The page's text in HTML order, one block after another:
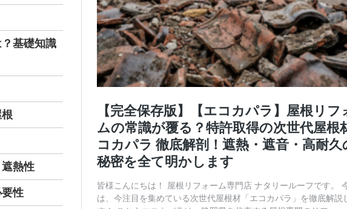
基礎知識
熱性
要性